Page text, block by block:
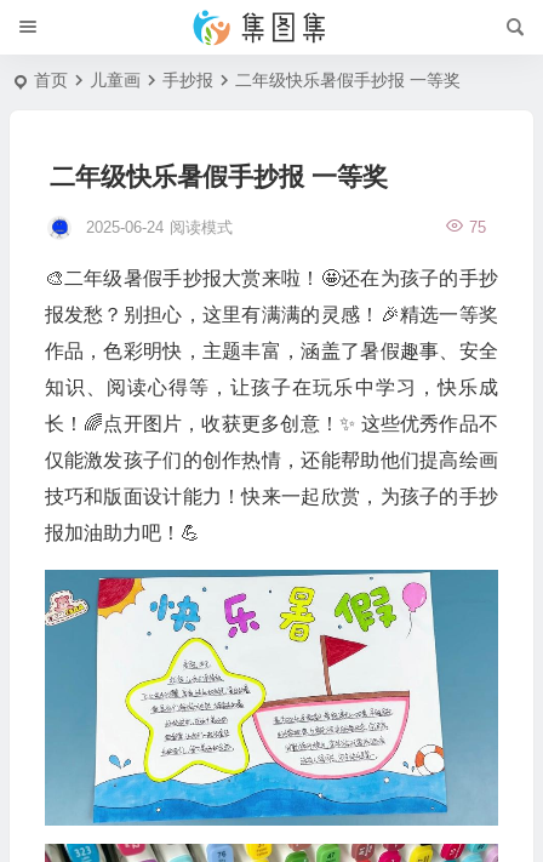
首页 儿童画 手抄报 二年级快乐暑假手抄报 一等奖
二年级快乐暑假手抄报 一等奖
2025-06-24 75
阅读模式
🎨二年级暑假手抄报大赏来啦！🤩还在为孩子的手抄
报发愁？别担心，这里有满满的灵感！🎉精选一等奖
作品，色彩明快，主题丰富，涵盖了暑假趣事、安全
知识、阅读心得等，让孩子在玩乐中学习，快乐成
长！🌈点开图片，收获更多创意！✨ 这些优秀作品不
仅能激发孩子们的创作热情，还能帮助他们提高绘画
技巧和版面设计能力！快来一起欣赏，为孩子的手抄
报加油助力吧！💪